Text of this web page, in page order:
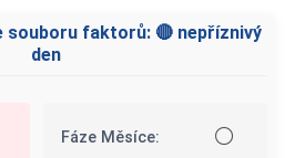
souboru faktorů: 🔴 nepříznivý
den
Fáze Měsíce: ⚪